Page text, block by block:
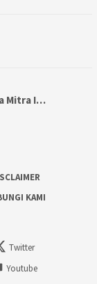
Mitra I…
KAMI
Twitter
Youtube